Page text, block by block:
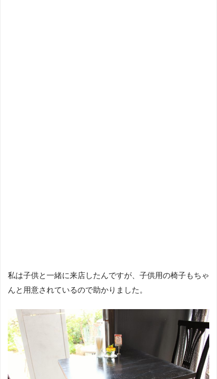
私は子供と一緒に来店したんですが、子供用の椅子もちゃ
んと用意されているので助かりました。